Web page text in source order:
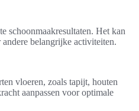
schoonmaakresultaten. Het kan
belangrijke activiteiten.
vloeren, zoals tapijt, houten
aanpassen voor optimale